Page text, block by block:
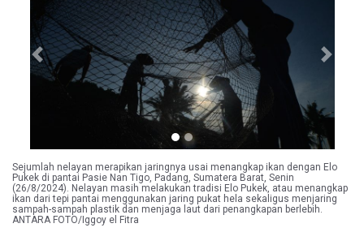
Previous Next
Sejumlah nelayan merapikan jaringnya usai menangkap ikan dengan Elo
Pukek di pantai Pasie Nan Tigo, Padang, Sumatera Barat, Senin
(26/8/2024). Nelayan masih melakukan tradisi Elo Pukek, atau menangkap
ikan dari tepi pantai menggunakan jaring pukat hela sekaligus menjaring
sampah-sampah plastik dan menjaga laut dari penangkapan berlebih.
ANTARA FOTO/Iggoy el Fitra